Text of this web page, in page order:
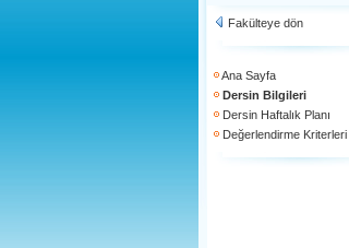
Fakülteye dön
Ana Sayfa
Dersin Bilgileri
Dersin Haftalık Planı
Değerlendirme Kriterleri